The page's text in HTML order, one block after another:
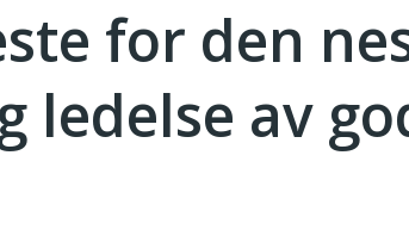
for den
ledelse av